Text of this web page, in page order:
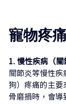
寵物疼
1. 慢性疾病（關
關節炎等慢性
狗）疼痛的主要
骨磨損時，會導